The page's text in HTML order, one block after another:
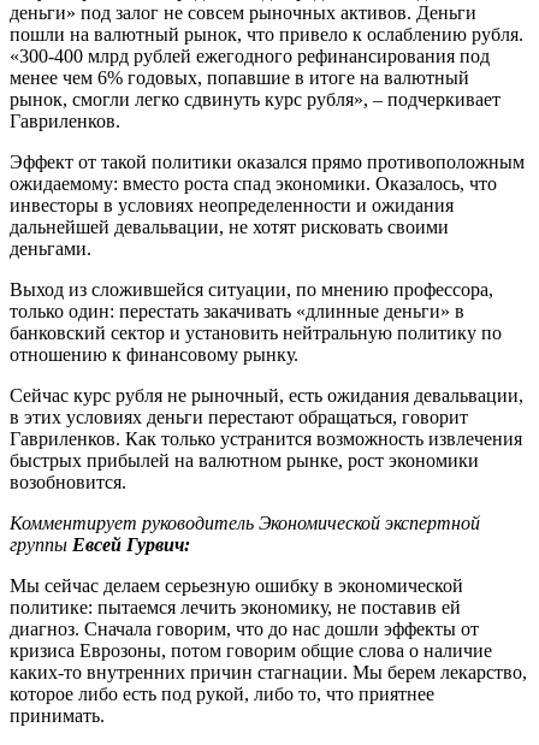
деньги» под залог не совсем рыночных активов. Деньги
пошли на валютный рынок, что привело к ослаблению рубля.
«300-400 млрд рублей ежегодного рефинансирования под
менее чем 6% годовых, попавшие в итоге на валютный
рынок, смогли легко сдвинуть курс рубля», – подчеркивает
Гавриленков.
Эффект от такой политики оказался прямо противоположным
ожидаемому: вместо роста спад экономики. Оказалось, что
инвесторы в условиях неопределенности и ожидания
дальнейшей девальвации, не хотят рисковать своими
деньгами.
Выход из сложившейся ситуации, по мнению профессора,
только один: перестать закачивать «длинные деньги» в
банковский сектор и установить нейтральную политику по
отношению к финансовому рынку.
Сейчас курс рубля не рыночный, есть ожидания девальвации,
в этих условиях деньги перестают обращаться, говорит
Гавриленков. Как только устранится возможность извлечения
быстрых прибылей на валютном рынке, рост экономики
возобновится.
Комментирует руководитель Экономической экспертной
группы Евсей Гурвич:
Мы сейчас делаем серьезную ошибку в экономической
политике: пытаемся лечить экономику, не поставив ей
диагноз. Сначала говорим, что до нас дошли эффекты от
кризиса Еврозоны, потом говорим общие слова о наличие
каких-то внутренних причин стагнации. Мы берем лекарство,
которое либо есть под рукой, либо то, что приятнее
принимать.